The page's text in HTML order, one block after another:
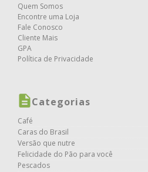
Quem Somos
Encontre uma Loja
Fale Conosco
Cliente Mais
GPA
Política de Privacidade
Categorias
Café
Caras do Brasil
Versão que nutre
Felicidade do Pão para você
Pescados